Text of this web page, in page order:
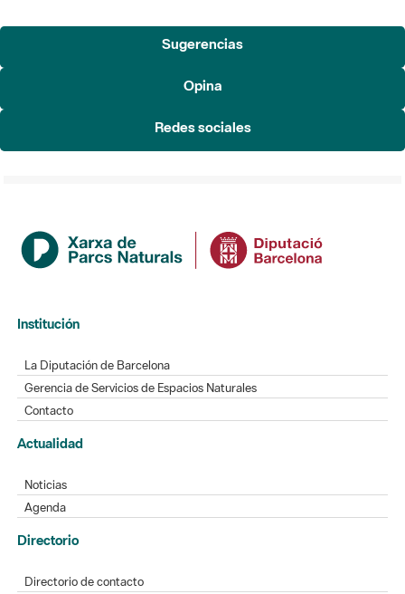
Sugerencias
Opina
Redes sociales
Institución
La Diputación de Barcelona
Gerencia de Servicios de Espacios Naturales
Contacto
Actualidad
Noticias
Agenda
Directorio
Directorio de contacto